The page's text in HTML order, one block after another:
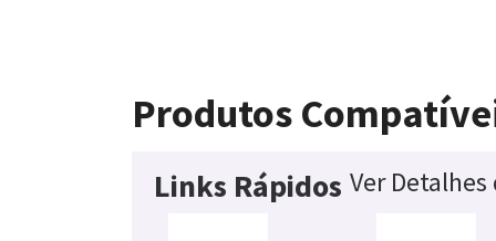
Produtos
Links Rápidos Ver